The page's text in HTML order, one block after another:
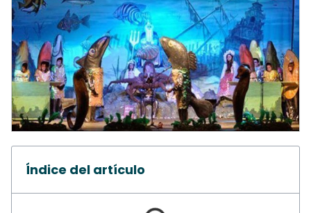
Índice del artículo